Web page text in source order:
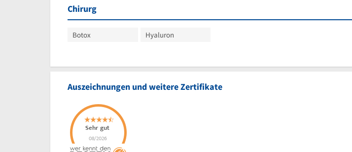
Chirurg
Botox Hyaluron
Auszeichnungen und weitere Zertifikate